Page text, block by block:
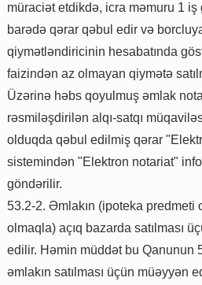
müraciət etdikdə, icra məmuru 1
barədə qərar qəbul edir və
qiymətləndiricinin hesabatında
faizindən az olmayan qiymətə
Üzərinə həbs qoyulmuş əmlak
rəsmiləşdirilən alqı-satqı
olduqda qəbul edilmiş qərar
sistemindən "Elektron notariat"
göndərilir.
53.2-2. Əmlakın (ipoteka predmeti
olmaqla) açıq bazarda satılması
edilir. Həmin müddət bu Qanunun
əmlakın satılması üçün müəyyən